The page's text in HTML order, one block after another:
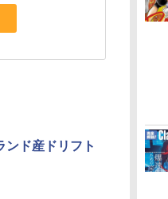
ンド産ドリフト